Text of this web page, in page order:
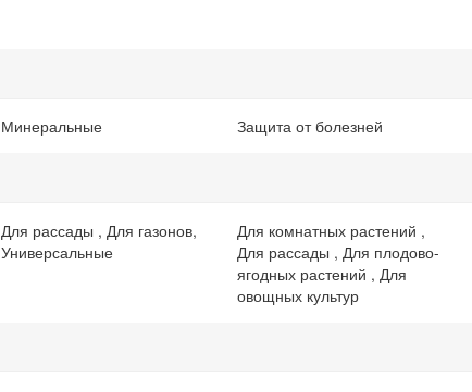
Минеральные Защита от болезней
Для рассады , Для газонов,
Универсальные
Для комнатных растений ,
Для рассады , Для плодово-
ягодных растений , Для
овощных культур